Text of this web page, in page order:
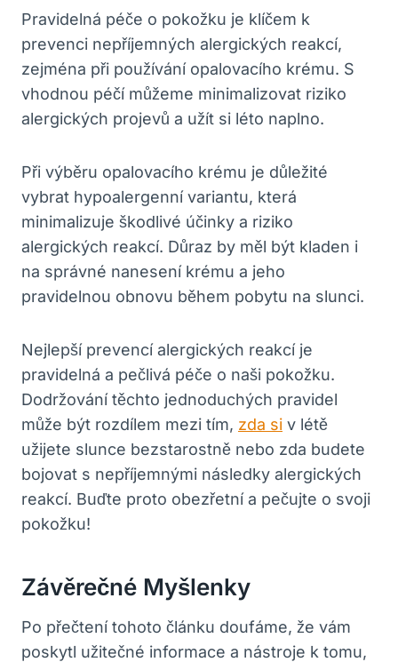
Pravidelná péče o pokožku je ⁢klíčem k⁣
prevenci nepříjemných alergických reakcí,
zejména‌ při používání ⁢opalovacího krému. S
vhodnou péčí⁢ můžeme minimalizovat ⁢riziko⁤
alergických projevů⁣ a ⁢užít si léto naplno.
Při výběru opalovacího krému je důležité
vybrat hypoalergenní variantu, která
minimalizuje škodlivé účinky a ‌riziko
alergických‍ reakcí. ‌Důraz by měl být kladen i
na ​správné nanesení ⁢krému a jeho
pravidelnou obnovu během pobytu na slunci.
Nejlepší prevencí alergických⁤ reakcí​ je
pravidelná​ a pečlivá péče o naši ⁣pokožku.⁢
Dodržování těchto jednoduchých ‌pravidel
může ​být rozdílem mezi tím, zda si ​v létě
‍užijete slunce⁣ bezstarostně nebo‍ zda‍ budete
bojovat ⁤s⁣ nepříjemnými následky alergických
reakcí. Buďte proto⁤ obezřetní⁤ a pečujte o svoji
pokožku!
Závěrečné Myšlenky
Po přečtení tohoto článku doufáme, že vám
⁣poskytl užitečné informace a nástroje k tomu,